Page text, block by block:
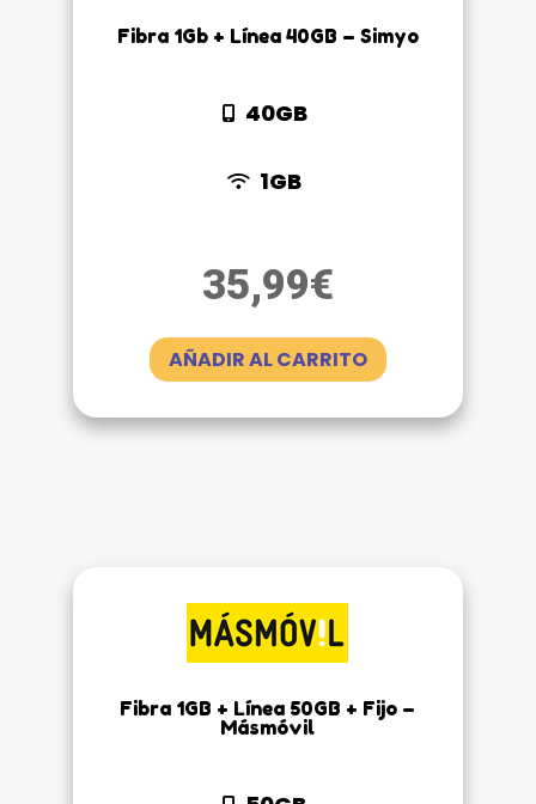
Fibra 1Gb + Línea 40GB – Simyo
40GB
1GB
35,99€
AÑADIR AL CARRITO
Fibra 1GB + Línea 50GB + Fijo –
Másmóvil